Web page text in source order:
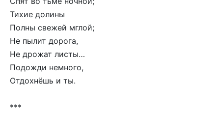
Тихие долины
Полны свежей мглой;
Не пылит дорога,
Не дрожат листы…
Подожди немного,
Отдохнёшь и ты.
***